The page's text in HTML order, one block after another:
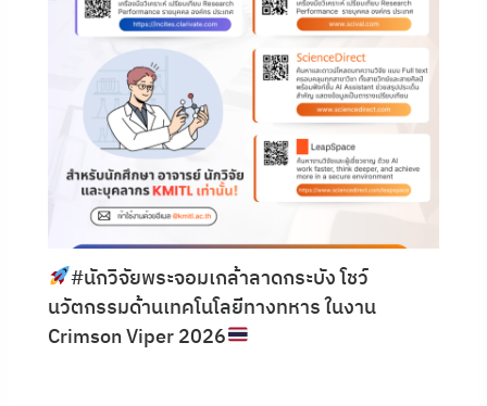
#นักวิจัยพระจอมเกล้าลาดกระบัง โชว์
นวัตกรรมด้านเทคโนโลยีทางทหาร ในงาน
Crimson Viper 2026